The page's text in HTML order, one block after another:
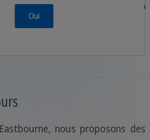
Oui
nous proposons des